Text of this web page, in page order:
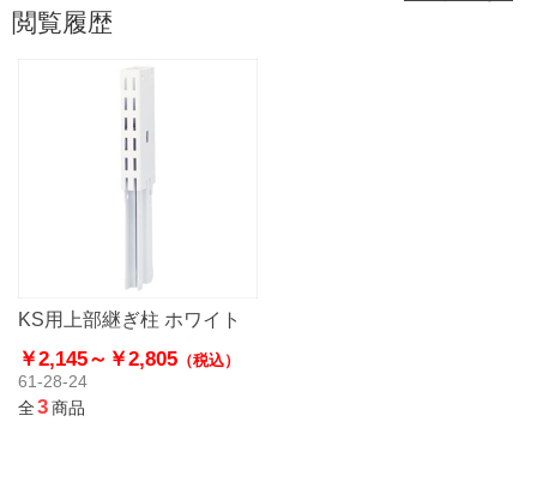
閲覧履歴
KS用上部継ぎ柱 ホワイト
￥2,145～ ￥2,805 （税込）
61-28-24
全3商品